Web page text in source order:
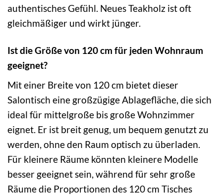
authentisches Gefühl. Neues Teakholz ist oft
gleichmäßiger und wirkt jünger.
Ist die Größe von 120 cm für jeden Wohnraum
geeignet?
Mit einer Breite von 120 cm bietet dieser
Salontisch eine großzügige Ablagefläche, die sich
ideal für mittelgroße bis große Wohnzimmer
eignet. Er ist breit genug, um bequem genutzt zu
werden, ohne den Raum optisch zu überladen.
Für kleinere Räume könnten kleinere Modelle
besser geeignet sein, während für sehr große
Räume die Proportionen des 120 cm Tisches